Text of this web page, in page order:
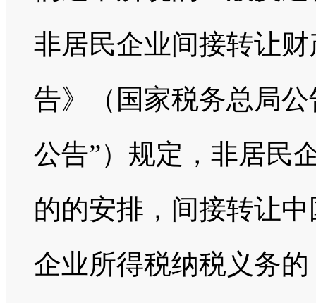
非居民企业间接转让
告》（国家税务总局
公告”）规定，非居民
的的安排，间接转让
企业所得税纳税义务